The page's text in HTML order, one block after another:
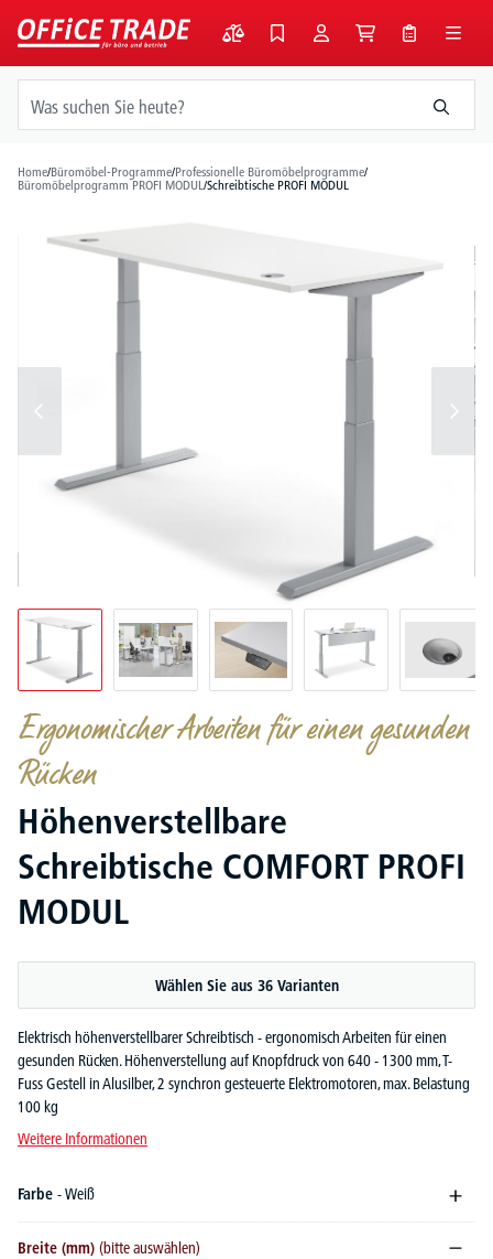
springen
Home/Büromöbel-Programme/Professionelle Büromöbelprogramme/
Büromöbelprogramm PROFI MODUL/Schreibtische PROFI MODUL
Ergonomischer Arbeiten für einen gesunden
Rücken
Höhenverstellbare
Schreibtische COMFORT PROFI
MODUL
Wählen Sie aus 36 Varianten
Elektrisch höhenverstellbarer Schreibtisch - ergonomisch Arbeiten für einen
gesunden Rücken. Höhenverstellung auf Knopfdruck von 640 - 1300 mm, T-
Fuss Gestell in Alusilber, 2 synchron gesteuerte Elektromotoren, max. Belastung
100 kg
Weitere Informationen
Farbe - Weiß
Breite (mm) (bitte auswählen)